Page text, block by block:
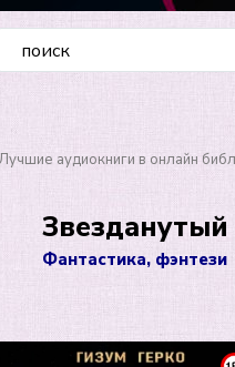
Лучшие аудиокниги в онлайн
Фантастика, фэнтези